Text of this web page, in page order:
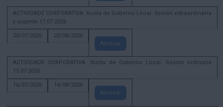
ACTIVIDADE CORPORATIVA. Xunta de Goberno Local. Sesión extraordinaria
y urgente 17.07.2026
20/07/2026
20/08/2026
Amosar
ACTIVIDADE CORPORATIVA. Xunta de Goberno Local. Sesión ordinaria
15.07.2026
16/07/2026
16/08/2026
Amosar